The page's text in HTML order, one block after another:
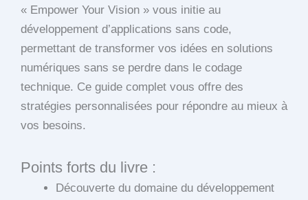
« Empower Your Vision » vous initie au
développement d’applications sans code,
permettant de transformer vos idées en solutions
numériques sans se perdre dans le codage
technique. Ce guide complet vous offre des
stratégies personnalisées pour répondre au mieux à
vos besoins.
Points forts du livre :
Découverte du domaine du développement